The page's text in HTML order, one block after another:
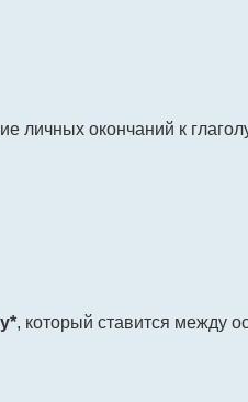
личных окончаний к
y*, который ставится между